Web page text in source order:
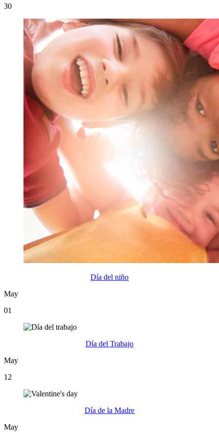
30
Día del niño
May
01
Día del Trabajo
May
12
Día de la Madre
May